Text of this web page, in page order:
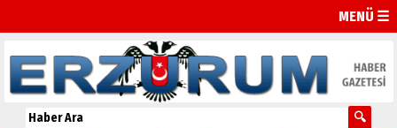
MENÜ ☰